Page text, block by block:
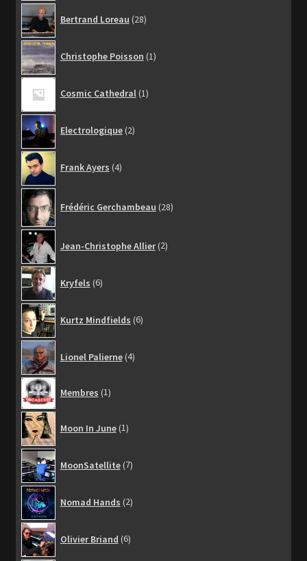
Bertrand Loreau 28produits
Christophe Poisson 1produit
Cosmic Cathedral 1produit
Electrologique 2produits
Frank Ayers 4produits
Frédéric Gerchambeau 28produits
Jean-Christophe Allier 2produits
Kryfels 6produits
Kurtz Mindfields 6produits
Lionel Palierne 4produits
Membres 1
produit
Moon In June 1produit
MoonSatellite 7produits
Nomad Hands 2produits
Olivier Briand 6produits